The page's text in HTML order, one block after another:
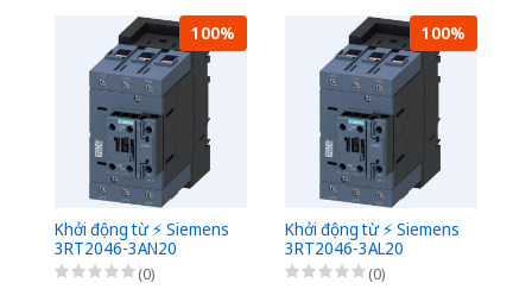
100%
Khởi động từ ⚡️ Siemens
3RT2046-3AN20
(0)
100%
Khởi động từ ⚡️ Siemens
3RT2046-3AL20
(0)